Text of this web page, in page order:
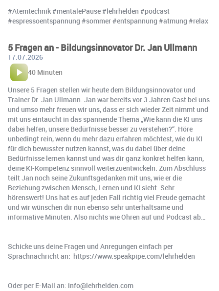
#Atemtechnik #mentalePause #lehrhelden #podcast
#espressoentspannung #sommer #entspannung #atmung #relax
5 Fragen an - Bildungsinnovator Dr. Jan Ullmann
17.07.2026
40 Minuten
Unsere 5 Fragen stellen wir heute dem Bildungsinnovator und
Trainer Dr. Jan Ullmann. Jan war bereits vor 3 Jahren Gast bei uns
und umso mehr freuen wir uns, dass er sich wieder Zeit nimmt und
mit uns eintaucht in das spannende Thema „Wie kann die KI uns
dabei helfen, unsere Bedürfnisse besser zu verstehen?“. Höre
unbedingt rein, wenn du mehr dazu erfahren möchtest, wie du KI
für dich bewusster nutzen kannst, was du dabei über deine
Bedürfnisse lernen kannst und was dir ganz konkret helfen kann,
deine KI-Kompetenz sinnvoll weiterzuentwickeln. Zum Abschluss
teilt Jan noch seine Zukunftsgedanken mit uns, wie er die
Beziehung zwischen Mensch, Lernen und KI sieht. Sehr
hörenswert! Uns hat es auf jeden Fall richtig viel Freude gemacht
und wir wünschen dir nun ebenso sehr unterhaltsame und
informative Minuten. Also nichts wie Ohren auf und Podcast ab…
Schicke uns deine Fragen und Anregungen einfach per
Sprachnachricht an: https://www.speakpipe.com/lehrhelden
Oder per E-Mail an: info@lehrhelden.com